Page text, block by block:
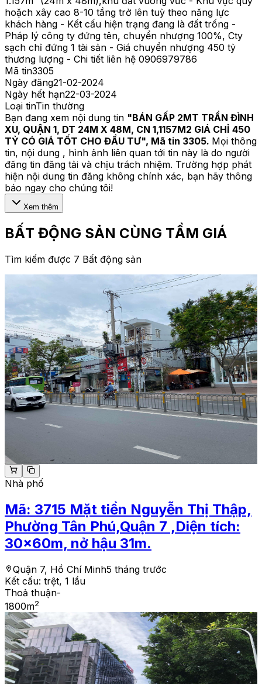
hoặch xây cao 8-10 tầng trở lên tuỳ theo năng lực
khách hàng - Kết cấu hiện trạng đang là đất trống -
Pháp lý công ty đứng tên, chuyển nhượng 100%, Cty
sạch chỉ đứng 1 tài sản - Giá chuyển nhượng 450 tỷ
thương lượng - Chi tiết liên hệ 0906979786
Mã tin3305
Ngày đăng21-02-2024
Ngày hết hạn22-03-2024
Loại tinTin thường
Bạn đang xem nội dung tin "BÁN GẤP 2MT TRẦN ĐÌNH
XU, QUẬN 1, DT 24M X 48M, CN 1,1157M2 GIÁ CHỈ 450
TỶ CÓ GIÁ TỐT CHO ĐẦU TƯ", Mã tin 3305. Mọi thông
tin, nội dung , hình ảnh liên quan tới tin này là do người
đăng tin đăng tải và chịu trách nhiệm. Trường hợp phát
hiện nội dung tin đăng không chính xác, bạn hãy thông
báo ngay cho chúng tôi!
Xem thêm
BẤT ĐỘNG SẢN CÙNG TẦM GIÁ
Tìm kiếm được 7 Bất động sản
Nhà phố
Mã: 3715 Mặt tiền Nguyễn Thị Thập,
Phường Tân Phú,Quận 7 ,Diện tích:
30x60m, nở hậu 31m.
Quận 7, Hồ Chí Minh5 tháng trước
Kết cấu: trệt, 1 lầu
Thoả thuận-
1800m2